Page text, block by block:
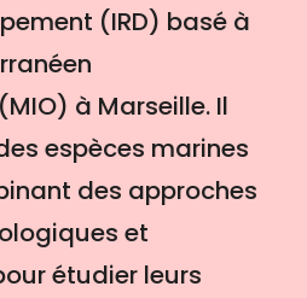
(IRD) basé à
à Marseille. Il
espèces marines
des approches
et
étudier leurs